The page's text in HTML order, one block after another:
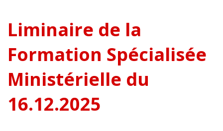
Liminaire de la
Formation Spécialisée
Ministérielle du
16.12.2025